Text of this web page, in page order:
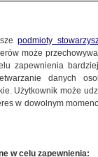
podmioty
może
zapewnienia
danych
Użytkownik może
w dowolnym
w celu zapewnienia: